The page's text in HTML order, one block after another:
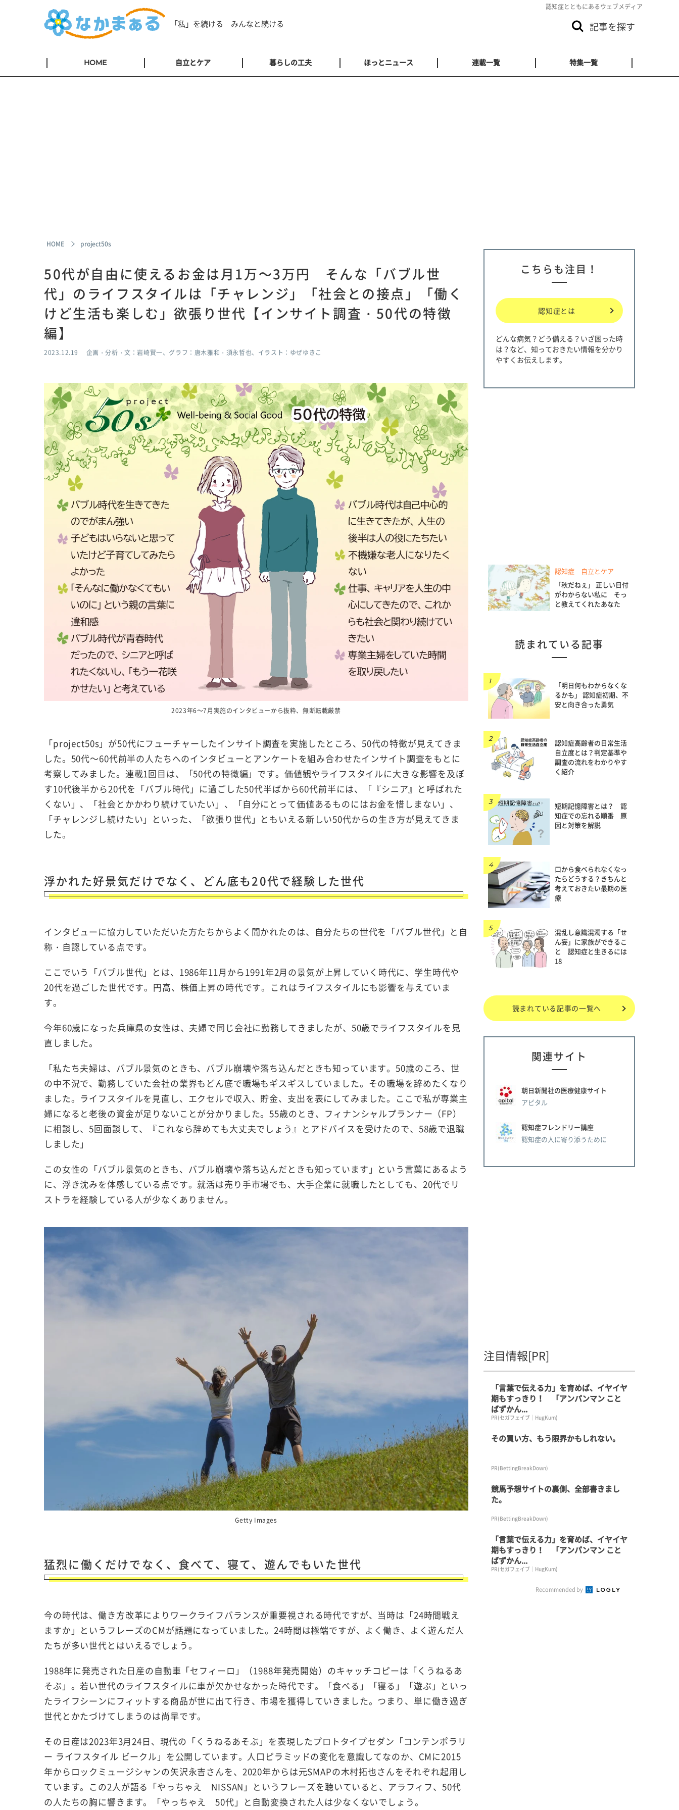
認知症とともにあるウェブメディア
「私」を続ける みんなと続ける 記事を探す
HOME 自立とケア 暮らしの工夫 ほっとニュース 連載一覧 特集一覧
HOME project50s
50代が自由に使えるお金は月1万～3万円 そんな「バブル世
代」のライフスタイルは「チャレンジ」「社会との接点」「働く
けど生活も楽しむ」欲張り世代【インサイト調査・50代の特徴
編】
2023.12.19 企画・分析・文：岩崎賢一、グラフ：唐木雅和・須永哲也、イラスト：ゆぜゆきこ
2023年6～7月実施のインタビューから抜粋、無断転載厳禁
「project50s」が50代にフューチャーしたインサイト調査を実施したところ、50代の特徴が見えてきま
した。50代～60代前半の人たちへのインタビューとアンケートを組み合わせたインサイト調査をもとに
考察してみました。連載1回目は、「50代の特徴編」です。価値観やライフスタイルに大きな影響を及ぼ
す10代後半から20代を「バブル時代」に過ごした50代半ばから60代前半には、「『シニア』と呼ばれた
くない」、「社会とかかわり続けていたい」、「自分にとって価値あるものにはお金を惜しまない」、
「チャレンジし続けたい」といった、「欲張り世代」ともいえる新しい50代からの生き方が見えてきま
した。
浮かれた好景気だけでなく、どん底も20代で経験した世代
インタビューに協力していただいた方たちからよく聞かれたのは、自分たちの世代を「バブル世代」と自
称・自認している点です。
ここでいう「バブル世代」とは、1986年11月から1991年2月の景気が上昇していく時代に、学生時代や
20代を過ごした世代です。円高、株価上昇の時代です。これはライフスタイルにも影響を与えていま
す。
今年60歳になった兵庫県の女性は、夫婦で同じ会社に勤務してきましたが、50歳でライフスタイルを見
直しました。
「私たち夫婦は、バブル景気のときも、バブル崩壊や落ち込んだときも知っています。50歳のころ、世
の中不況で、勤務していた会社の業界もどん底で職場もギスギスしていました。その職場を辞めたくなり
ました。ライフスタイルを見直し、エクセルで収入、貯金、支出を表にしてみました。ここで私が専業主
婦になると老後の資金が足りないことが分かりました。55歳のとき、フィナンシャルプランナー（FP）
に相談し、5回面談して、『これなら辞めても大丈夫でしょう』とアドバイスを受けたので、58歳で退職
しました」
この女性の「バブル景気のときも、バブル崩壊や落ち込んだときも知っています」という言葉にあるよう
に、浮き沈みを体感している点です。就活は売り手市場でも、大手企業に就職したとしても、20代でリ
ストラを経験している人が少なくありません。
Getty Images
猛烈に働くだけでなく、食べて、寝て、遊んでもいた世代
今の時代は、働き方改革によりワークライフバランスが重要視される時代ですが、当時は「24時間戦え
ますか」というフレーズのCMが話題になっていました。24時間は極端ですが、よく働き、よく遊んだ人
たちが多い世代とはいえるでしょう。
1988年に発売された日産の自動車「セフィーロ」（1988年発売開始）のキャッチコピーは「くうねるあ
そぶ」。若い世代のライフスタイルに車が欠かせなかった時代です。「食べる」「寝る」「遊ぶ」といっ
たライフシーンにフィットする商品が世に出て行き、市場を獲得していきました。つまり、単に働き過ぎ
世代とかたづけてしまうのは尚早です。
その日産は2023年3月24日、現代の「くうねるあそぶ」を表現したプロトタイプセダン「コンテンポラリ
ー ライフスタイル ビークル」を公開しています。人口ピラミッドの変化を意識してなのか、CMに2015
年からロックミュージシャンの矢沢永吉さんを、2020年からは元SMAPの木村拓也さんをそれぞれ起用し
ています。この2人が語る「やっちゃえ NISSAN」というフレーズを聴いていると、アラフィフ、50代
の人たちの胸に響きます。「やっちゃえ 50代」と自動変換された人は少なくないでしょう。
こちらも注目！
認知症とは
どんな病気？どう備える？いざ困った時
は？など、知っておきたい情報を分かり
やすくお伝えします。
認知症 自立とケア
「秋だねぇ」 正しい日付
がわからない私に そっ
と教えてくれたあなた
読まれている記事
「明日何もわからなくな
るかも」 認知症初期、不
安と向き合った勇気
認知症高齢者の日常生活
自立度とは？判定基準や
調査の流れをわかりやす
く紹介
短期記憶障害とは？ 認
知症での忘れる順番 原
因と対策を解説
口から食べられなくなっ
たらどうする？きちんと
考えておきたい最期の医
療
混乱し意識混濁する「せ
ん妄」に家族ができるこ
と 認知症と生きるには
18
読まれている記事の一覧へ
関連サイト
朝日新聞社の医療健康サイト
アピタル
認知症フレンドリー講座
認知症の人に寄り添うために
注目情報[PR]
「言葉で伝える力」を育めば、イヤイヤ
期もすっきり！ 「アンパンマン こと
ばずかん...
PR(セガフェイブ｜HugKum)
その買い方、もう限界かもしれない。
PR(BettingBreakDown)
競馬予想サイトの裏側、全部書きまし
た。
PR(BettingBreakDown)
「言葉で伝える力」を育めば、イヤイヤ
期もすっきり！ 「アンパンマン こと
ばずかん...
PR(セガフェイブ｜HugKum)
Recommended by